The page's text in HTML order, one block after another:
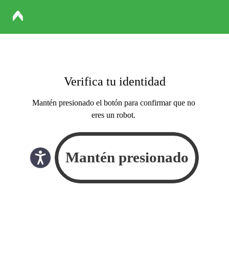
Verifica tu identidad
Mantén presionado el botón para confirmar que no
eres un robot.